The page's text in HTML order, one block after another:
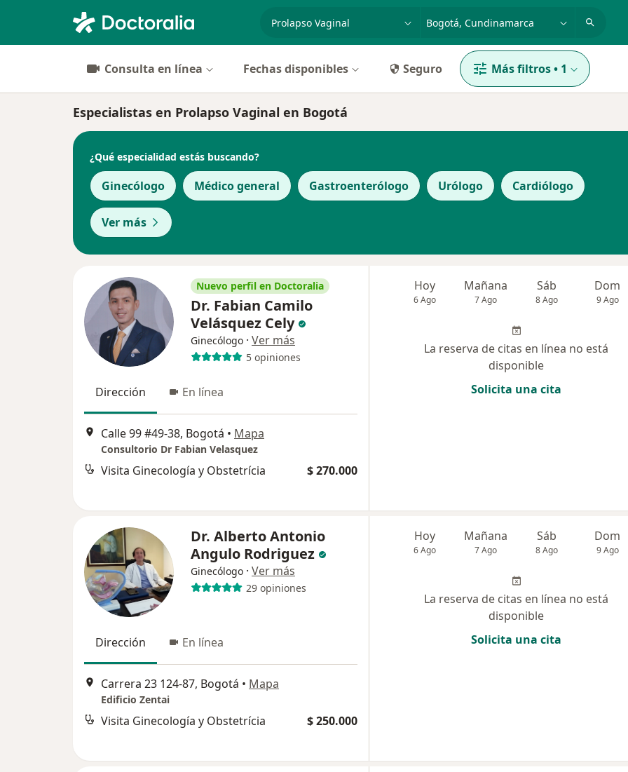
especialidad, enfermedad o nombre
p. ej. Bogotá
Consulta en línea Fechas disponibles Seguro Más filtros• 1
Especialistas en Prolapso Vaginal en Bogotá
¿Qué especialidad estás buscando?
Ginecólogo Médico general Gastroenterólogo Urólogo Cardiólogo
Ver más
Nuevo perfil en Doctoralia
Dr. Fabian Camilo
Velásquez Cely
Ginecólogo · Ver más
5 opiniones
Dirección En línea
Calle 99 #49-38, Bogotá • Mapa
Consultorio Dr Fabian Velasquez
Visita Ginecología y Obstetrícia $ 270.000
Hoy
6 Ago
Mañana
7 Ago
Sáb
8 Ago
Dom
9 Ago
La reserva de citas en línea no está
disponible
Solicita una cita
Dr. Alberto Antonio
Angulo Rodriguez
Ginecólogo · Ver más
29 opiniones
Dirección En línea
Carrera 23 124-87, Bogotá • Mapa
Edificio Zentai
Visita Ginecología y Obstetrícia $ 250.000
Hoy
6 Ago
Mañana
7 Ago
Sáb
8 Ago
Dom
9 Ago
La reserva de citas en línea no está
disponible
Solicita una cita